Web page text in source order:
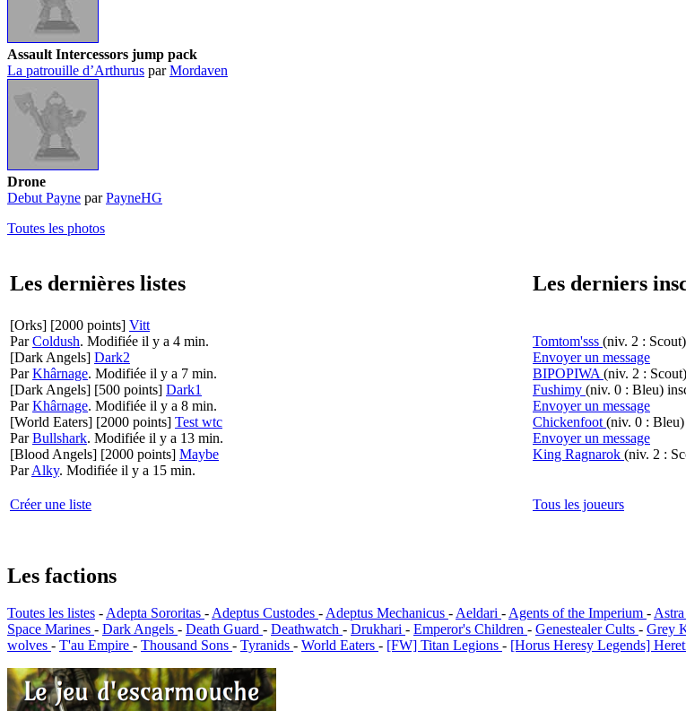
Assault Intercessors jump pack
La patrouille d’Arthurus parMordaven
Drone
Debut Payne parPayneHG
Toutes les photos
Les dernières listes Les derniers
[Orks] [2000 points] Vitt
ParColdush. Modifiée il y a 4 min.
[Dark Angels] Dark2
ParKhârnage. Modifiée il y a 7 min.
[Dark Angels] [500 points] Dark1
ParKhârnage. Modifiée il y a 8 min.
[World Eaters] [2000 points] Test wtc
ParBullshark. Modifiée il y a 13 min.
[Blood Angels] [2000 points] Maybe
ParAlky. Modifiée il y a 15 min.
Tomtom'sss (niv. 2 : Scout)
Envoyer un message
BIPOPIWA (niv. 2 : Scout)
Fushimy (niv. 0 : Bleu)
Envoyer un message
Chickenfoot (niv. 0 : Bleu)
Envoyer un message
King Ragnarok (niv. 2 :
Créer une liste Tous les joueurs
Les factions
Toutes les listes -Adepta Sororitas -Adeptus Custodes -Adeptus Mechanicus -Aeldari -Agents of the Imperium -
Space Marines - Dark Angels - Death Guard - Deathwatch - Drukhari - Emperor's Children - Genestealer Cults - Grey
wolves - T'au Empire - Thousand Sons - Tyranids - World Eaters - [FW] Titan Legions - [Horus Heresy Legends]